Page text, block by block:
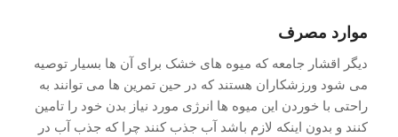
موارد مصرف
دیگر اقشار جامعه که میوه های خشک برای آن ها بسیار توصیه
می شود ورزشکاران هستند که در حین تمرین ها می توانند به
راحتی با خوردن این میوه ها انرژی مورد نیاز بدن خود را تامین
کنند و بدون اینکه لازم باشد آب جذب کنند چرا که جذب آب در